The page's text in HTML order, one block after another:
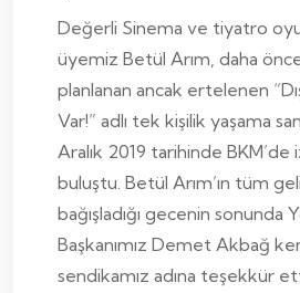
Değerli Sinema ve tiyatro
üyemiz Betül Arım, daha
planlanan ancak ertelenen
Var!” adlı tek kişilik yaşama
Aralık 2019 tarihinde BKM’de
buluştu. Betül Arım’ın tüm
bağışladığı gecenin sonunda
Başkanımız Demet Akbağ
sendikamız adına teşekkür